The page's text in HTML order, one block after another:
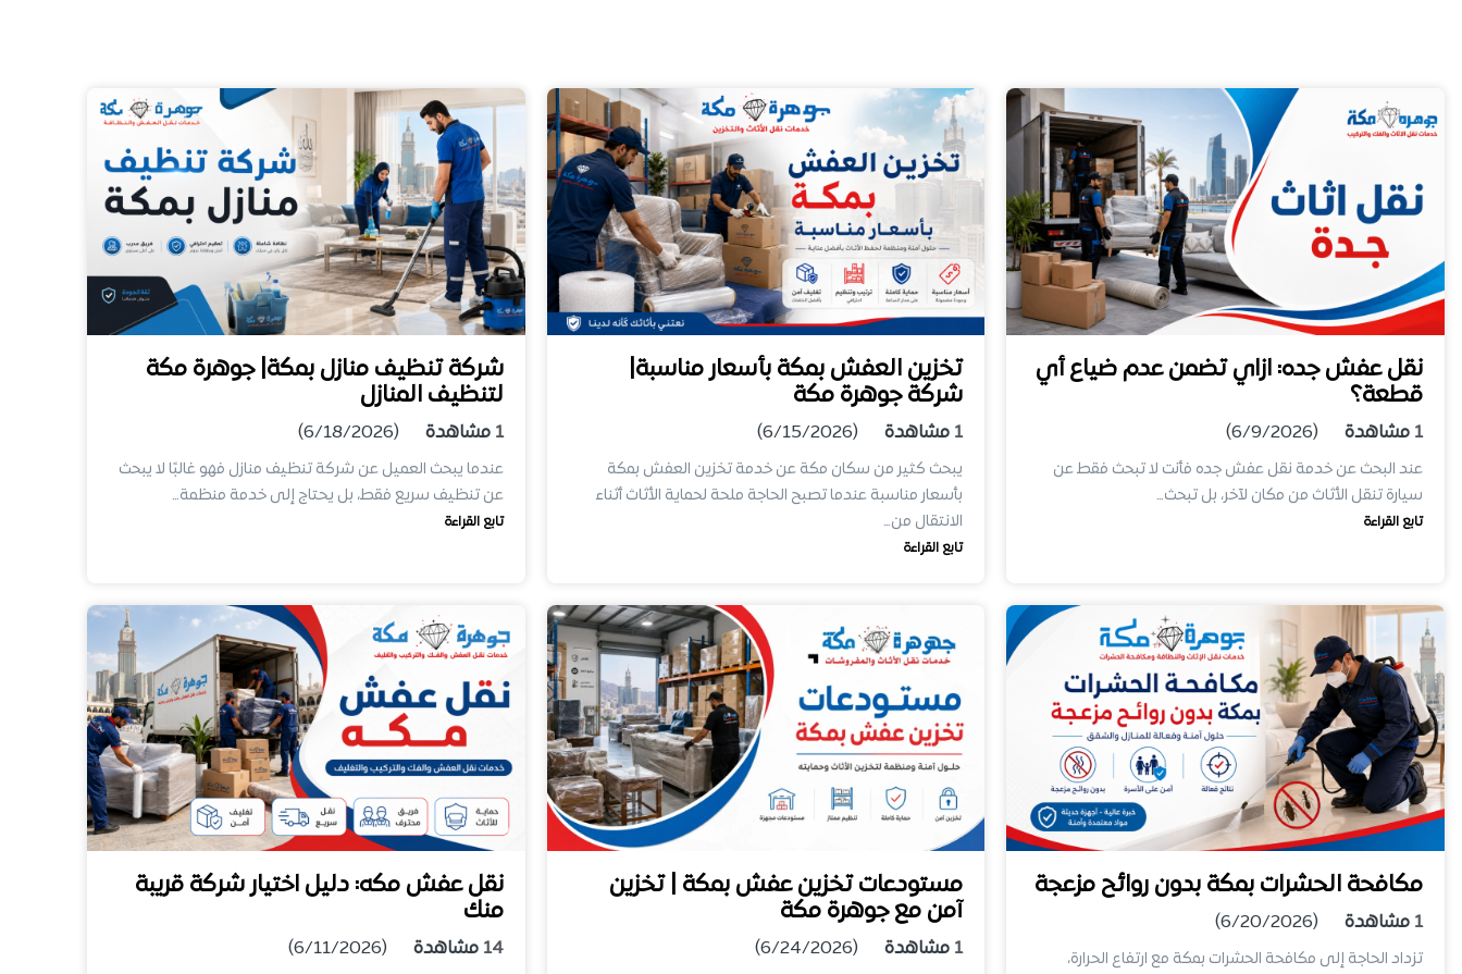
نقل عفش جده: ازاي تضمن عدم ضياع أي
قطعة؟
1 مشاهدة (6/9/2026)
عند البحث عن خدمة نقل عفش جده فأنت لا تبحث فقط عن
سيارة تنقل الأثاث من مكان لآخر، بل تبحث…
تابع القراءة
تخزين العفش بمكة بأسعار مناسبة|
شركة جوهرة مكة
1 مشاهدة (6/15/2026)
يبحث كثير من سكان مكة عن خدمة تخزين العفش بمكة
بأسعار مناسبة عندما تصبح الحاجة ملحة لحماية الأثاث أثناء
الانتقال من…
تابع القراءة
شركة تنظيف منازل بمكة| جوهرة مكة
لتنظيف المنازل
1 مشاهدة (6/18/2026)
عندما يبحث العميل عن شركة تنظيف منازل فهو غالبًا لا يبحث
عن تنظيف سريع فقط، بل يحتاج إلى خدمة منظمة…
تابع القراءة
مكافحة الحشرات بمكة بدون روائح مزعجة
1 مشاهدة (6/20/2026)
تزداد الحاجة إلى مكافحة الحشرات بمكة مع ارتفاع الحرارة،
مستودعات تخزين عفش بمكة | تخزين
آمن مع جوهرة مكة
1 مشاهدة (6/24/2026)
نقل عفش مكه: دليل اختيار شركة قريبة
منك
14 مشاهدة (6/11/2026)